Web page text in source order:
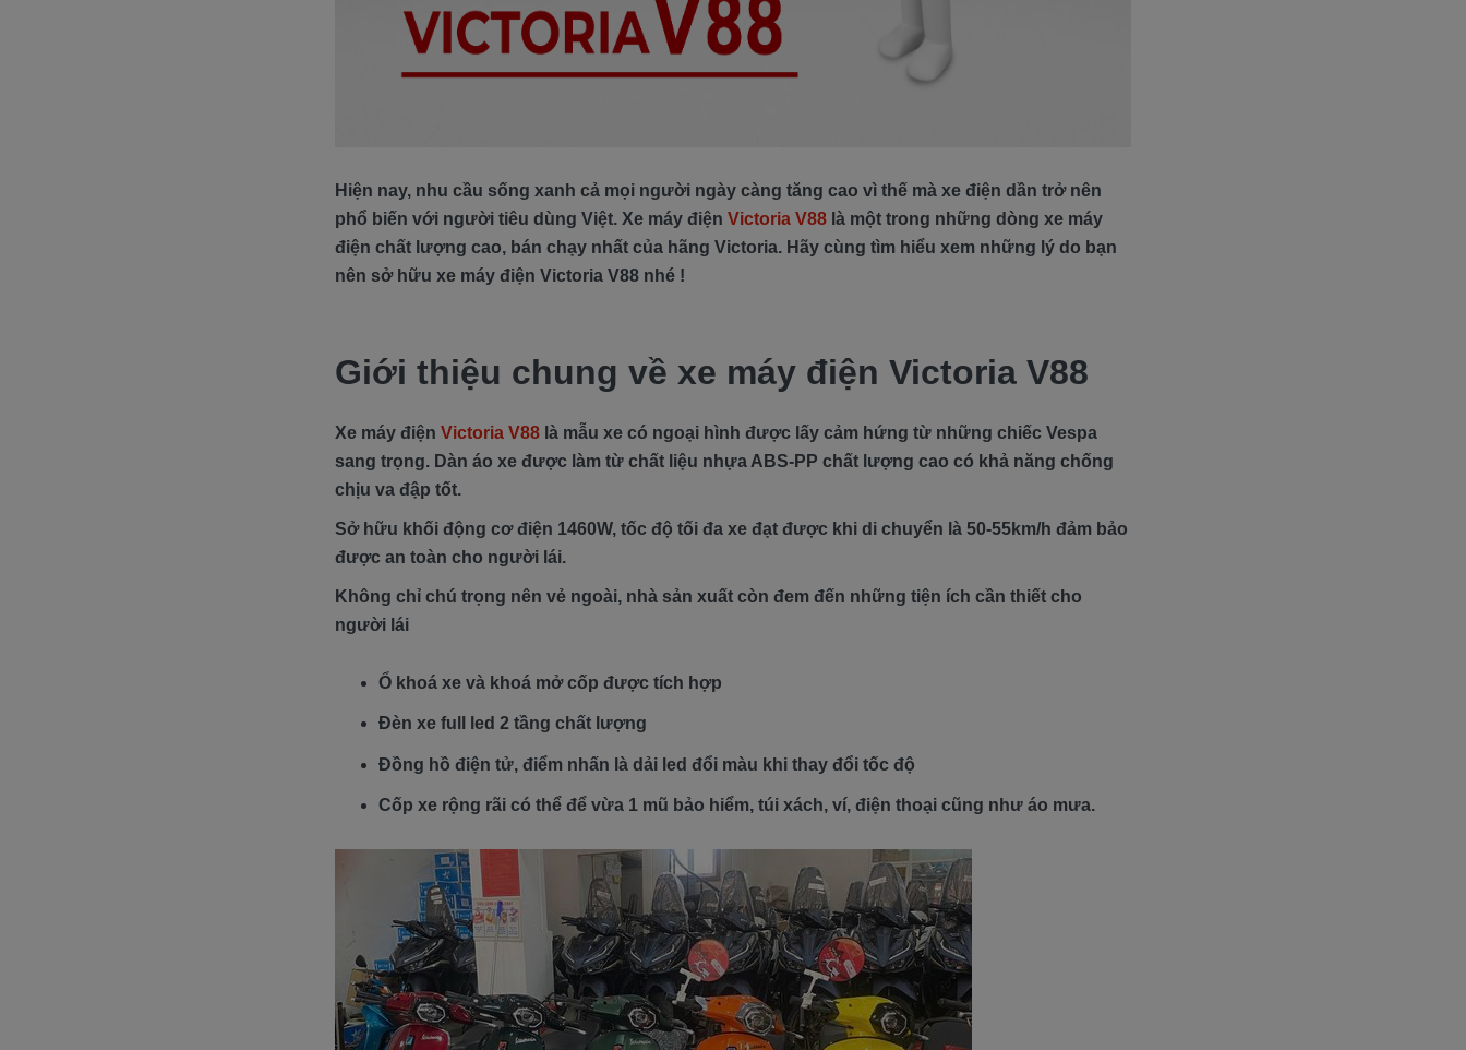
Hiện nay, nhu cầu sống xanh cả mọi người ngày càng tăng cao vì thế mà xe điện dần trở nên
phổ biến với người tiêu dùng Việt. Xe máy điện Victoria V88 là một trong những dòng xe máy
điện chất lượng cao, bán chạy nhất của hãng Victoria. Hãy cùng tìm hiểu xem những lý do bạn
nên sở hữu xe máy điện Victoria V88 nhé !
Giới thiệu chung về xe máy điện Victoria V88
Xe máy điện Victoria V88 là mẫu xe có ngoại hình được lấy cảm hứng từ những chiếc Vespa
sang trọng. Dàn áo xe được làm từ chất liệu nhựa ABS-PP chất lượng cao có khả năng chống
chịu va đập tốt.
Sở hữu khối động cơ điện 1460W, tốc độ tối đa xe đạt được khi di chuyển là 50-55km/h đảm bảo
được an toàn cho người lái.
Không chỉ chú trọng nên vẻ ngoài, nhà sản xuất còn đem đến những tiện ích cần thiết cho
người lái
Ổ khoá xe và khoá mở cốp được tích hợp
Đèn xe full led 2 tầng chất lượng
Đồng hồ điện tử, điểm nhấn là dải led đổi màu khi thay đổi tốc độ
Cốp xe rộng rãi có thể để vừa 1 mũ bảo hiểm, túi xách, ví, điện thoại cũng như áo mưa.